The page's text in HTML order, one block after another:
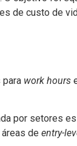
de custo de
para work hours
por setores
de entry-